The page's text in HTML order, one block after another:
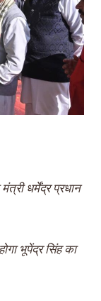
धर्मेंद्र प्रधान
भूपेंद्र सिंह का